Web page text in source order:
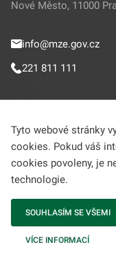
Nové Město, 11000
info@mze.gov.cz
221 811 111
Helpdesk (Portál
222 312 977
MZe © 2009-2026
Tyto webové stránky
cookies. Pokud váš
cookies povoleny, je
technologie.
SOUHLASÍM SE VŠEMI
VÍCE INFORMACÍ